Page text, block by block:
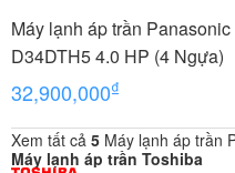
Máy lạnh áp trần Panasonic
D34DTH5 4.0 HP (4 Ngựa)
32,900,000₫
Xem tất cả 5 Máy lạnh áp trần
Máy lạnh áp trần Toshiba